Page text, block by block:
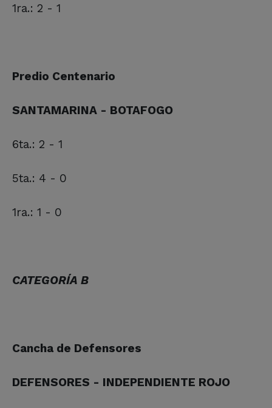
1ra.: 2 - 1
Predio Centenario
SANTAMARINA - BOTAFOGO
6ta.: 2 - 1
5ta.: 4 - 0
1ra.: 1 - 0
CATEGORÍA B
Cancha de Defensores
DEFENSORES - INDEPENDIENTE ROJO